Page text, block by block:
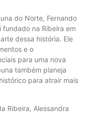
do Norte, Fernando
fundado na Ribeira em
dessa história. Ele
e o
para uma nova
também planeja
para atrair mais
Ribeira, Alessandra